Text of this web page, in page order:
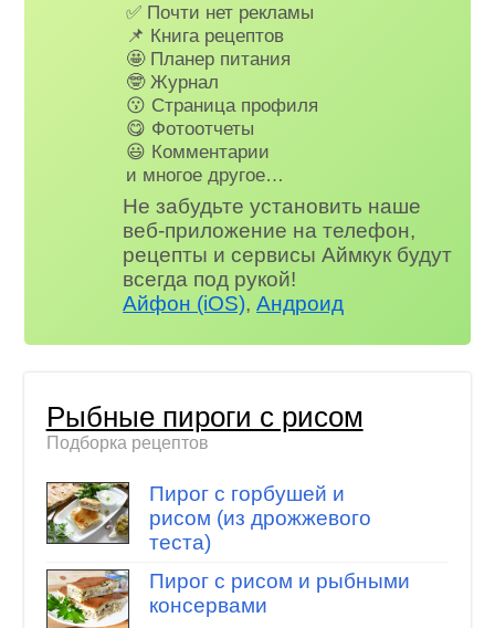
✅ Почти нет рекламы
📌 Книга рецептов
🤩 Планер питания
🤓 Журнал
😗 Страница профиля
😋 Фотоотчеты
😃 Комментарии
и многое другое…
Не забудьте установить наше
веб-приложение на телефон,
рецепты и сервисы Аймкук будут
всегда под рукой!
Айфон (iOS),Андроид
Рыбные пироги с рисом
Подборка рецептов
Пирог с горбушей и
рисом (из дрожжевого
теста)
Пирог с рисом и рыбными
консервами